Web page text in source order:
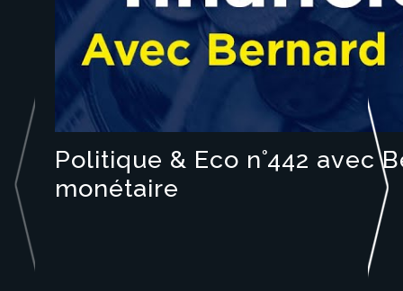
Politique & Eco n°442 avec
monétaire